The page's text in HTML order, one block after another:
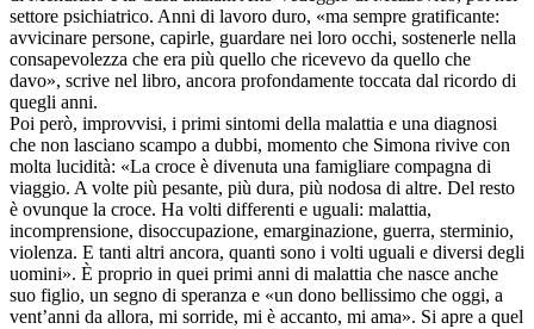
settore psichiatrico. Anni di lavoro duro, «ma sempre gratificante:
avvicinare persone, capirle, guardare nei loro occhi, sostenerle nella
consapevolezza che era più quello che ricevevo da quello che
davo», scrive nel libro, ancora profondamente toccata dal ricordo di
quegli anni.
Poi però, improvvisi, i primi sintomi della malattia e una diagnosi
che non lasciano scampo a dubbi, momento che Simona rivive con
molta lucidità: «La croce è divenuta una famigliare compagna di
viaggio. A volte più pesante, più dura, più nodosa di altre. Del resto
è ovunque la croce. Ha volti differenti e uguali: malattia,
incomprensione, disoccupazione, emarginazione, guerra, sterminio,
violenza. E tanti altri ancora, quanti sono i volti uguali e diversi degli
uomini». È proprio in quei primi anni di malattia che nasce anche
suo figlio, un segno di speranza e «un dono bellissimo che oggi, a
vent’anni da allora, mi sorride, mi è accanto, mi ama». Si apre a quel